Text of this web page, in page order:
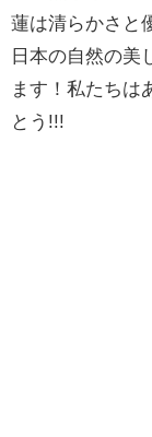
蓮は清らかさと
日本の自然の美
ます！私たちは
とう!!!